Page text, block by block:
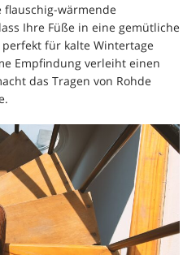
wärmende
Ihre Füße in eine gemütliche
für kalte Wintertage
Empfindung verleiht einen
das Tragen von Rohde